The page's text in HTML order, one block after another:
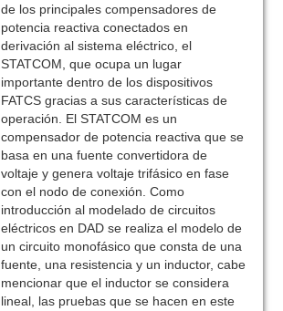
de los principales compensadores de
potencia reactiva conectados en
derivación al sistema eléctrico, el
STATCOM, que ocupa un lugar
importante dentro de los dispositivos
FATCS gracias a sus características de
operación. El STATCOM es un
compensador de potencia reactiva que se
basa en una fuente convertidora de
voltaje y genera voltaje trifásico en fase
con el nodo de conexión. Como
introducción al modelado de circuitos
eléctricos en DAD se realiza el modelo de
un circuito monofásico que consta de una
fuente, una resistencia y un inductor, cabe
mencionar que el inductor se considera
lineal, las pruebas que se hacen en este